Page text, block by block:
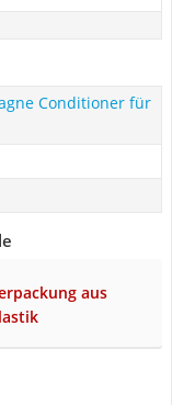
Conditioner für
aus